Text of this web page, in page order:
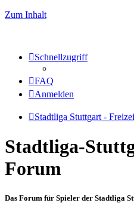
Zum Inhalt
Schnellzugriff
FAQ
Anmelden
Stadtliga Stuttgart -
Stadtliga-
Forum
Das Forum für Spieler der Stadtliga